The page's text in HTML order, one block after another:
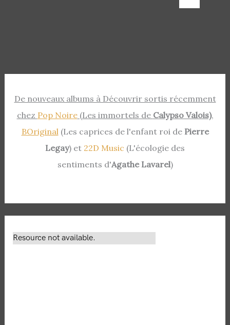
De nouveaux albums à Découvrir sortis récemment
chez Pop Noire(Les immortels de Calypso Valois),
BOriginal(Les caprices de l'enfant roi de Pierre
Legay) et 22D Music (L'écologie des
sentiments d'Agathe Lavarel)